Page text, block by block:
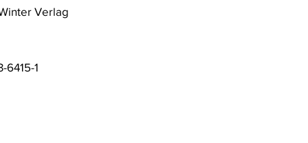
Verlag
6415-1